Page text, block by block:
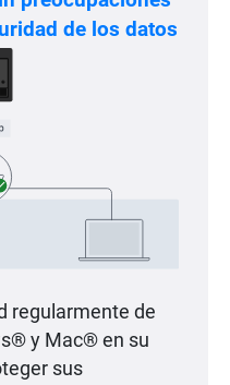
de los datos
regularmente de
y Mac® en su
sus